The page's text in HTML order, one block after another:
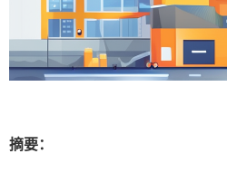
摘要：